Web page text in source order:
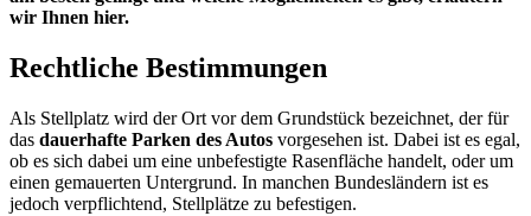
wir Ihnen hier.
Rechtliche Bestimmungen
Als Stellplatz wird der Ort vor dem Grundstück bezeichnet, der für
das dauerhafte Parken des Autos vorgesehen ist. Dabei ist es egal,
ob es sich dabei um eine unbefestigte Rasenfläche handelt, oder um
einen gemauerten Untergrund. In manchen Bundesländern ist es
jedoch verpflichtend, Stellplätze zu befestigen.